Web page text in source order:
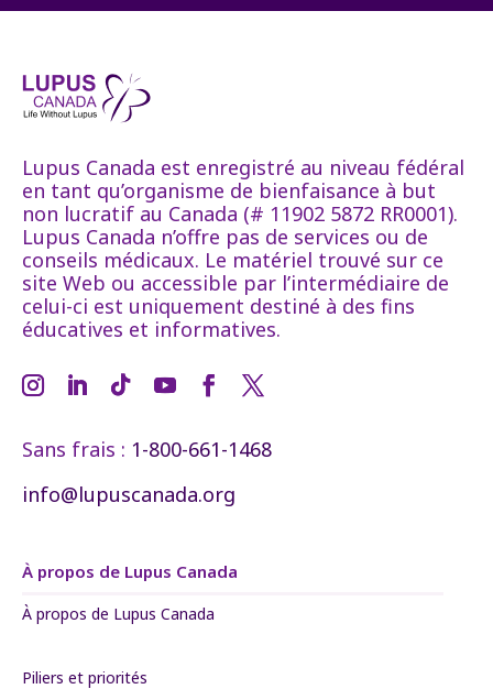
Lupus Canada est enregistré au niveau fédéral
en tant qu’organisme de bienfaisance à but
non lucratif au Canada (# 11902 5872 RR0001).
Lupus Canada n’offre pas de services ou de
conseils médicaux. Le matériel trouvé sur ce
site Web ou accessible par l’intermédiaire de
celui-ci est uniquement destiné à des fins
éducatives et informatives.
Sans frais : 1-800-661-1468
info@lupuscanada.org
À propos de Lupus Canada
À propos de Lupus Canada
Piliers et priorités